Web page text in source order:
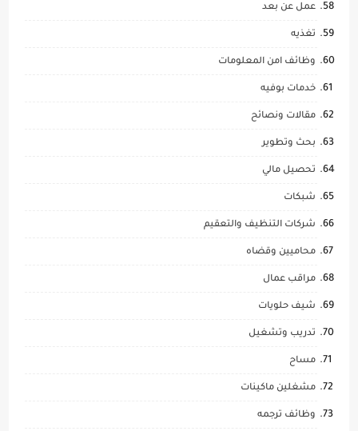
عمل عن بعد
تغذيه
وظائف امن المعلومات
خدمات بوفيه
مقالات ونصائح
بحث وتطوير
تحصيل مالي
شبكات
شركات التنظيف والتعقيم
محاميين وقضاه
مراقب عمال
شيف حلويات
تدريب وتشغيل
مساح
مشغلين ماكينات
وظائف ترجمه